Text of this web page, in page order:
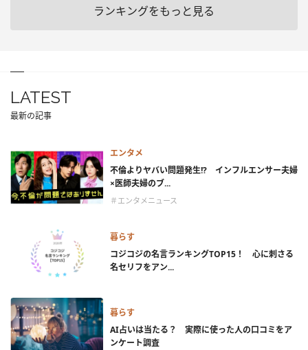
ランキングをもっと見る
LATEST
最新の記事
エンタメ
不倫よりヤバい問題発生!? インフルエンサー夫婦
×医師夫婦のブ...
＃エンタメニュース
暮らす
コジコジの名言ランキングTOP15！ 心に刺さる
名セリフをアン...
暮らす
AI占いは当たる？ 実際に使った人の口コミをア
ンケート調査